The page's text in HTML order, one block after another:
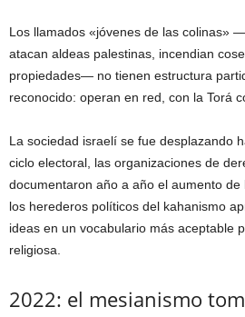
Los llamados «jóvenes de las colinas»
atacan aldeas palestinas, incendian
propiedades— no tienen estructura
reconocido: operan en red, con la Torá
La sociedad israelí se fue desplazando
ciclo electoral, las organizaciones de
documentaron año a año el aumento
los herederos políticos del kahanismo
ideas en un vocabulario más aceptable
religiosa.
2022: el mesianismo